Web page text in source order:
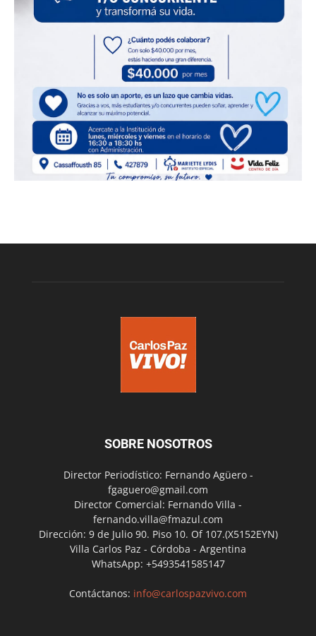
SOBRE NOSOTROS
Director Periodístico: Fernando Agüero -
fgaguero@gmail.com
Director Comercial: Fernando Villa -
fernando.villa@fmazul.com
Dirección: 9 de Julio 90. Piso 10. Of 107.(X5152EYN)
Villa Carlos Paz - Córdoba - Argentina
WhatsApp: +5493541585147
Contáctanos: info@carlospazvivo.com